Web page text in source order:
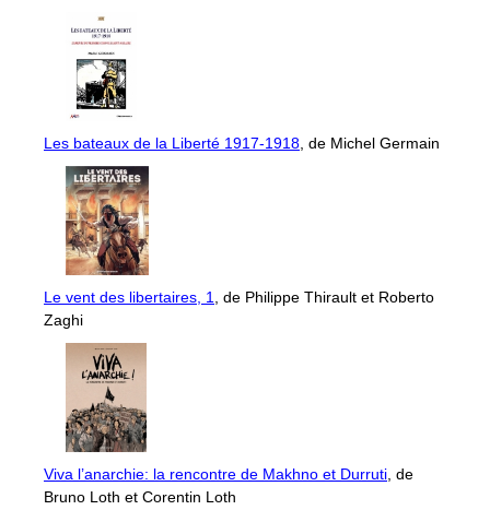
Les bateaux de la Liberté 1917-1918, de Michel Germain
Le vent des libertaires, 1, de Philippe Thirault et Roberto
Zaghi
Viva l’anarchie: la rencontre de Makhno et Durruti, de
Bruno Loth et Corentin Loth